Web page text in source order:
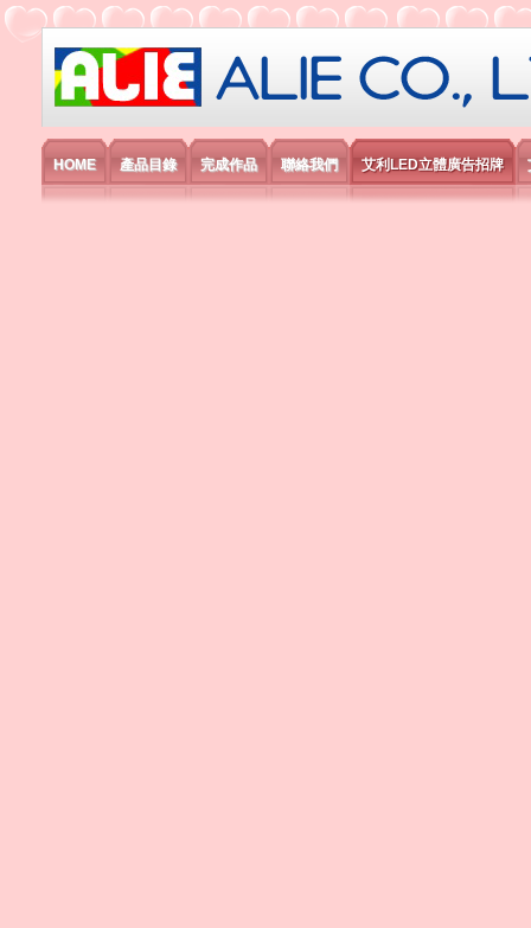
艾利國際電子有限公司
HOME 產品目錄 完成作品 聯絡我們 艾利LED立體廣告招牌